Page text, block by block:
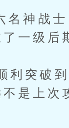
战士
一级后
突破到
是上次